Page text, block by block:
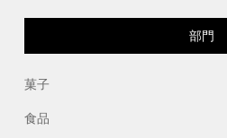
部門
菓子
食品